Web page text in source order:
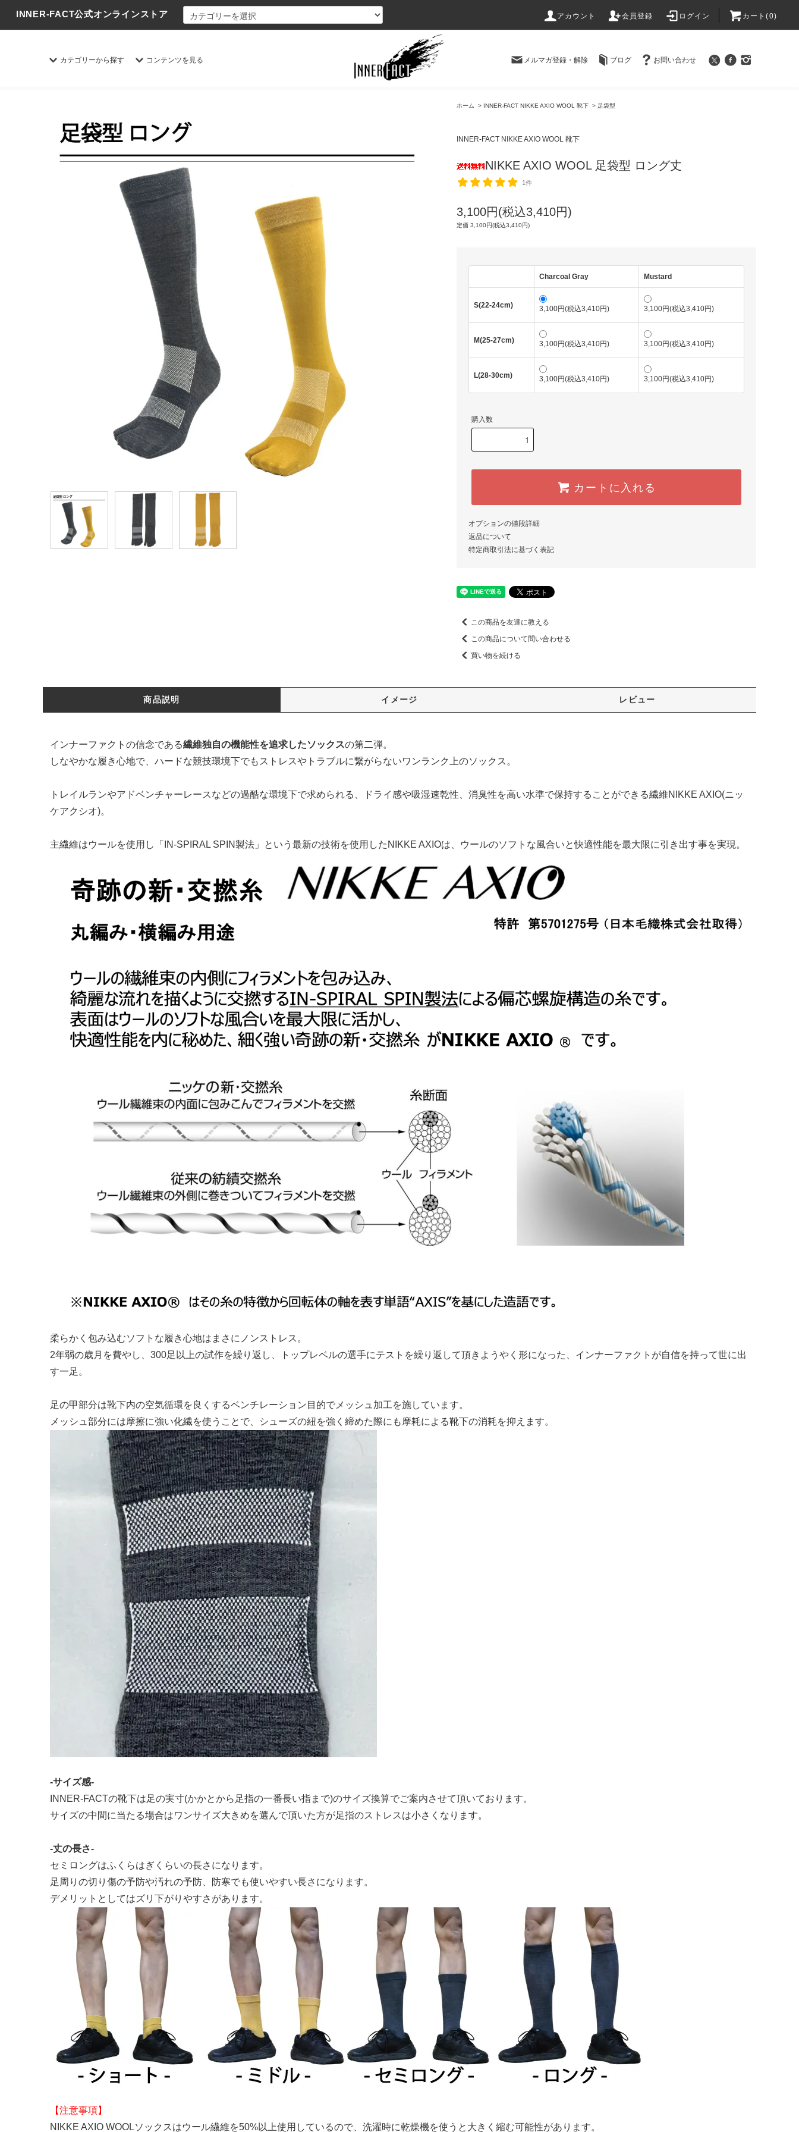
INNER-FACT公式オンラインストア アカウント 会員登録 ログイン カート(0)
カテゴリーから探す コンテンツを見る メルマガ登録・解除 ブログ お問い合わせ
ホーム > INNER-FACT NIKKE AXIO WOOL 靴下 > 足袋型
INNER-FACT NIKKE AXIO WOOL 靴下
NIKKE AXIO WOOL 足袋型 ロング丈
1件
3,100円(税込3,410円)
定価 3,100円(税込3,410円)
Charcoal Gray Mustard
S(22-24cm) 3,100円(税込3,410円) 3,100円(税込3,410円)
M(25-27cm) 3,100円(税込3,410円) 3,100円(税込3,410円)
L(28-30cm) 3,100円(税込3,410円) 3,100円(税込3,410円)
購入数
カートに入れる
オプションの値段詳細
返品について
特定商取引法に基づく表記
この商品を友達に教える
この商品について問い合わせる
買い物を続ける
商品説明 イメージ レビュー
インナーファクトの信念である繊維独自の機能性を追求したソックスの第二弾。
しなやかな履き心地で、ハードな競技環境下でもストレスやトラブルに繋がらないワンランク上のソックス。
トレイルランやアドベンチャーレースなどの過酷な環境下で求められる、ドライ感や吸湿速乾性、消臭性を高い水準で保持することができる繊維NIKKE AXIO(ニッ
ケアクシオ)。
主繊維はウールを使用し「IN-SPIRAL SPIN製法」という最新の技術を使用したNIKKE AXIOは、ウールのソフトな風合いと快適性能を最大限に引き出す事を実現。
柔らかく包み込むソフトな履き心地はまさにノンストレス。
2年弱の歳月を費やし、300足以上の試作を繰り返し、トップレベルの選手にテストを繰り返して頂きようやく形になった、インナーファクトが自信を持って世に出
す一足。
足の甲部分は靴下内の空気循環を良くするベンチレーション目的でメッシュ加工を施しています。
メッシュ部分には摩擦に強い化繊を使うことで、シューズの紐を強く締めた際にも摩耗による靴下の消耗を抑えます。
-サイズ感-
INNER-FACTの靴下は足の実寸(かかとから足指の一番長い指まで)のサイズ換算でご案内させて頂いております。
サイズの中間に当たる場合はワンサイズ大きめを選んで頂いた方が足指のストレスは小さくなります。
-丈の長さ-
セミロングはふくらはぎくらいの長さになります。
足周りの切り傷の予防や汚れの予防、防寒でも使いやすい長さになります。
デメリットとしてはズリ下がりやすさがあります。
【注意事項】
NIKKE AXIO WOOLソックスはウール繊維を50%以上使用しているので、洗濯時に乾燥機を使うと大きく縮む可能性があります。